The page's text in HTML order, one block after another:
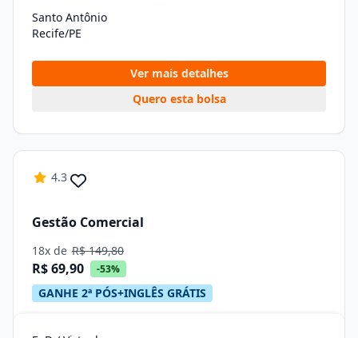
Santo Antônio
Recife/PE
Ver mais detalhes
Quero esta bolsa
4.3
Gestão Comercial
18x de R$ 149,80
R$ 69,90 -53%
GANHE 2ª PÓS+INGLÊS GRÁTIS